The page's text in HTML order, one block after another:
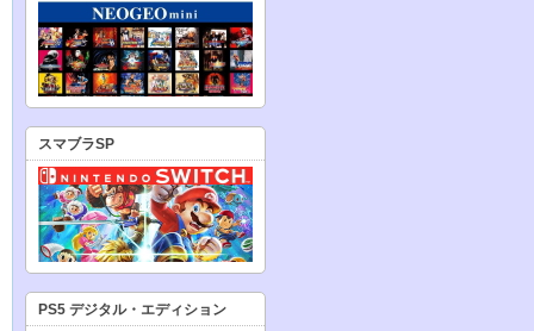
スマブラSP
PS5 デジタル・エディション